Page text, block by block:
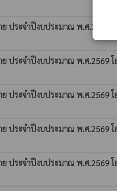
ย ประจำปีงบประมาณ พ.ศ.2569
ย ประจำปีงบประมาณ พ.ศ.2569
ย ประจำปีงบประมาณ พ.ศ.2569
ย ประจำปีงบประมาณ พ.ศ.2569
ย ประจำปีงบประมาณ พ.ศ.2569